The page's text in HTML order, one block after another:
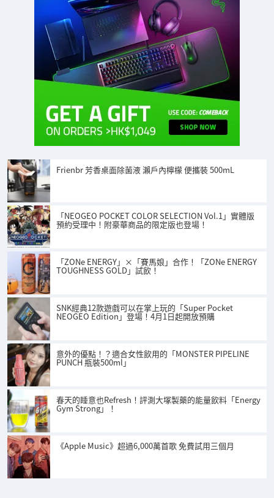
Frienbr 芳香桌面除菌液 瀨戶內檸檬 便攜裝 500mL
「NEOGEO POCKET COLOR SELECTION Vol.1」實體版
預約受理中！附豪華商品的限定版也登場！
「ZONe ENERGY」×「賽馬娘」合作！「ZONe ENERGY
TOUGHNESS GOLD」試飲！
SNK經典12款遊戲可以在掌上玩的「Super Pocket
NEOGEO Edition」登場！4月1日起開放預購
意外的優點！？適合女性飲用的「MONSTER PIPELINE
PUNCH 瓶裝500ml」
春天的睡意也Refresh！評測大塚製藥的能量飲料「Energy
Gym Strong」！
《Apple Music》超過6,000萬首歌 免費試用三個月